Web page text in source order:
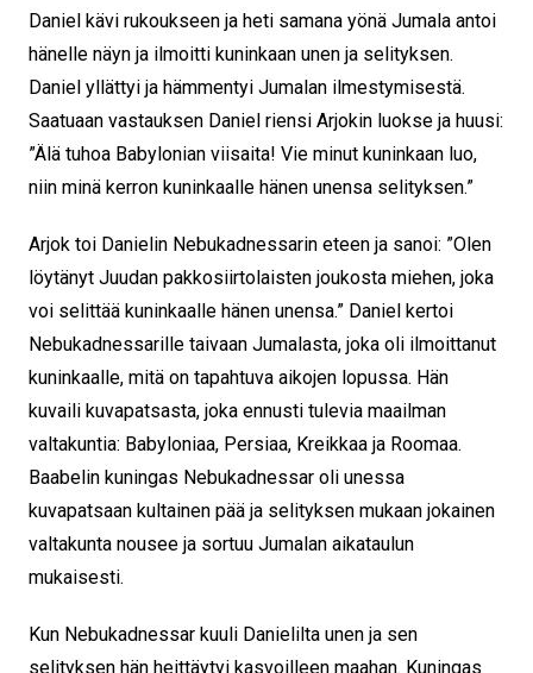
Daniel kävi rukoukseen ja heti samana yönä Jumala antoi
hänelle näyn ja ilmoitti kuninkaan unen ja selityksen.
Daniel yllättyi ja hämmentyi Jumalan ilmestymisestä.
Saatuaan vastauksen Daniel riensi Arjokin luokse ja huusi:
”Älä tuhoa Babylonian viisaita! Vie minut kuninkaan luo,
niin minä kerron kuninkaalle hänen unensa selityksen.”
Arjok toi Danielin Nebukadnessarin eteen ja sanoi: ”Olen
löytänyt Juudan pakkosiirtolaisten joukosta miehen, joka
voi selittää kuninkaalle hänen unensa.” Daniel kertoi
Nebukadnessarille taivaan Jumalasta, joka oli ilmoittanut
kuninkaalle, mitä on tapahtuva aikojen lopussa. Hän
kuvaili kuvapatsasta, joka ennusti tulevia maailman
valtakuntia: Babyloniaa, Persiaa, Kreikkaa ja Roomaa.
Baabelin kuningas Nebukadnessar oli unessa
kuvapatsaan kultainen pää ja selityksen mukaan jokainen
valtakunta nousee ja sortuu Jumalan aikataulun
mukaisesti.
Kun Nebukadnessar kuuli Danielilta unen ja sen
selityksen hän heittäytyi kasvoilleen maahan. Kuningas